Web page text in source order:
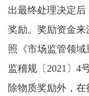
出最终处理决定
奖励。奖励资金
照《市场监管领
监稽规〔2021〕4
除物质奖励外，